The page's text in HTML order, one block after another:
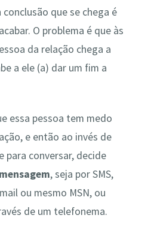
conclusão que se chega é
O problema é que às
da relação chega a
a ele (a) dar um fim a
essa pessoa tem medo
e então ao invés de
para conversar, decide
, seja por SMS,
ou mesmo MSN, ou
de um telefonema.